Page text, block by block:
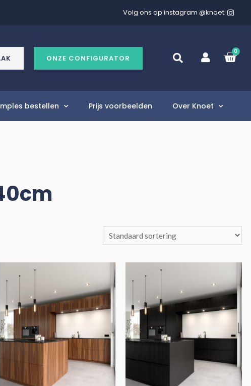
Volg ons op instagram @knoet
ONZE CONFIGURATOR
0
bestellen Prijs voorbeelden Over Knoet